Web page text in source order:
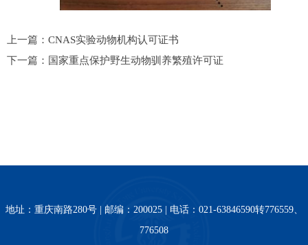
上一篇：CNAS实验动物机构认可证书
下一篇：国家重点保护野生动物驯养繁殖许可证
地址：重庆南路280号 | 邮编：200025 | 电话：021-63846590转776559、
776508